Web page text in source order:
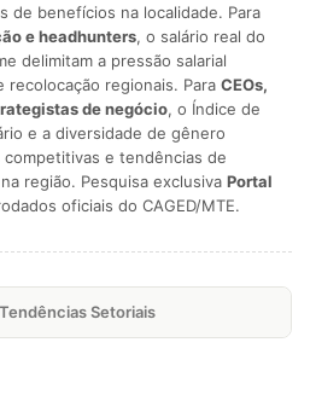
de benefícios na localidade. Para
e headhunters, o salário real do
delimitam a pressão salarial
regionais. Para CEOs,
de negócio, o Índice de
e a diversidade de gênero
e tendências de
região. Pesquisa exclusiva Portal
oficiais do CAGED/MTE.
Setoriais